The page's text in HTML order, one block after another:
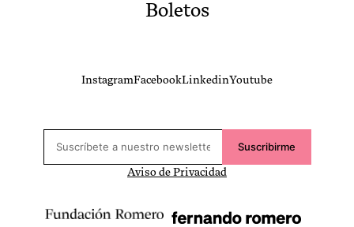
Boletos
InstagramFacebookLinkedinYoutube
Suscribirme
Aviso de Privacidad